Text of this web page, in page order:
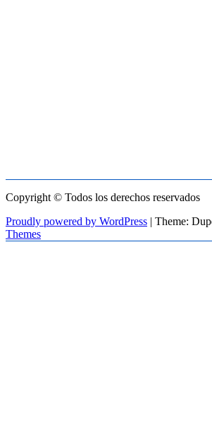
Copyright © Todos los derechos reservados
Proudly powered by WordPress | Theme:
Themes